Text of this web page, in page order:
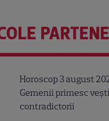
Horoscop 3 august
Gemenii primesc vești
contradictorii